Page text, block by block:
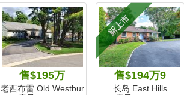
售$195万
老西布雷 Old Westbury
新上市
售$194万9
长岛 East Hills